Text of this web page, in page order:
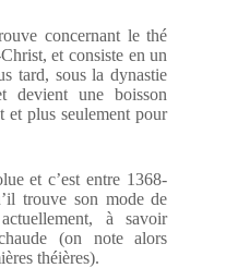
concernant le thé
et consiste en un
tard, sous la dynastie
devient une boisson
et plus seulement pour
et c’est entre 1368-
trouve son mode de
à savoir
(on note alors
théières).